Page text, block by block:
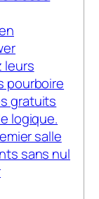
leurs
pourboire
gratuits
logique.
salle
sans nul